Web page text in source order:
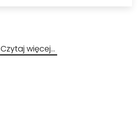
Czytaj więcej…